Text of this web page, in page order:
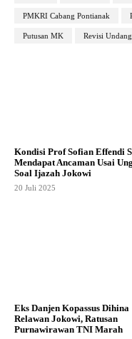
PMKRI Cabang Pontianak
Putusan MK Revisi
Kondisi Prof Sofian Effendi
Mendapat Ancaman Usai
Soal Ijazah Jokowi
20 Juli 2025
Eks Danjen Kopassus Dihina
Relawan Jokowi, Ratusan
Purnawirawan TNI Marah